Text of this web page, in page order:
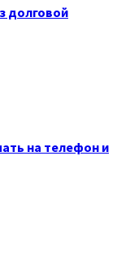
долговой
на телефон и